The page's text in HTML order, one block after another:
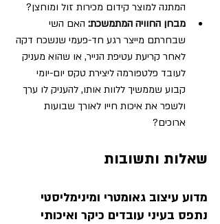
המתנה למוצר קידום מכירות זול ומוחצן?
מבחן החוויה המתמשכת: האם השי
שבחרתם מייצר רגע חד-פעמי שנשכח דקה
לאחר קריעת עטיפת הנייר, או שהוא מעניק
לעובד פלטפורמה ליצירת טקס יום-יומי
קבוע שממשיך ללוות אותו, להעניק לו ערך
ולשפר את איכות חייו לאורך שבועות
ארוכים?
שאלות ותשובות
מדוע עיצוב גאומטרי ומינימליסטי
נתפס בעיני עובדים כיקר ואיכותי